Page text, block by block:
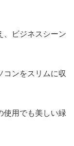
、ビジネスシーン
コンをスリムに収
使用でも美しい緑